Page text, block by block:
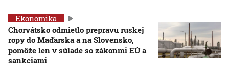
Ekonomika
Chorvátsko odmietlo prepravu ruskej
ropy do Maďarska a na Slovensko,
pomôže len v súlade so zákonmi EÚ a
sankciami